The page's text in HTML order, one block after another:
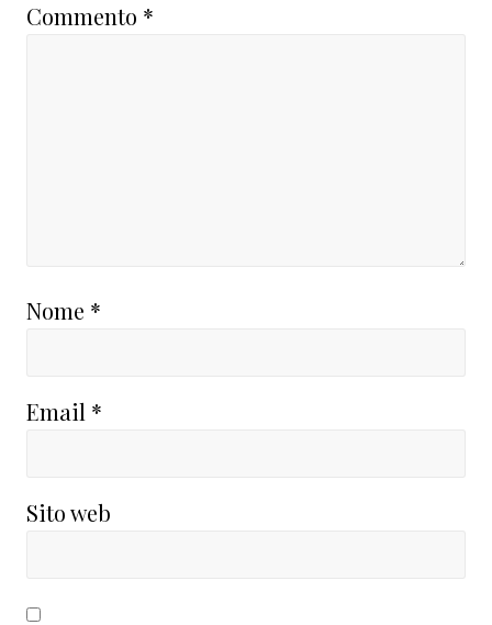
Commento *
Nome *
Email *
Sito web